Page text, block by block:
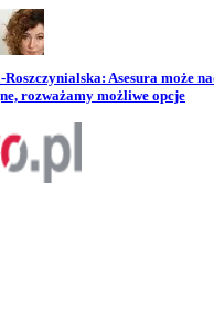
Asesura może
rozważamy możliwe opcje